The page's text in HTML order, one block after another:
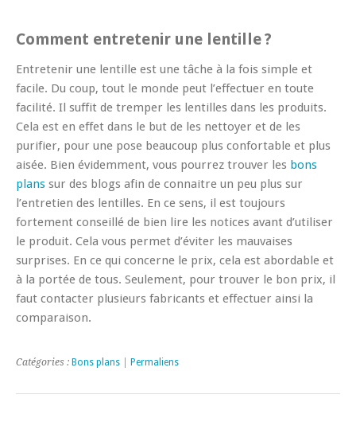
Comment entretenir une lentille ?
Entretenir une lentille est une tâche à la fois simple et
facile. Du coup, tout le monde peut l’effectuer en toute
facilité. Il suffit de tremper les lentilles dans les produits.
Cela est en effet dans le but de les nettoyer et de les
purifier, pour une pose beaucoup plus confortable et plus
aisée. Bien évidemment, vous pourrez trouver les bons
plans sur des blogs afin de connaitre un peu plus sur
l’entretien des lentilles. En ce sens, il est toujours
fortement conseillé de bien lire les notices avant d’utiliser
le produit. Cela vous permet d’éviter les mauvaises
surprises. En ce qui concerne le prix, cela est abordable et
à la portée de tous. Seulement, pour trouver le bon prix, il
faut contacter plusieurs fabricants et effectuer ainsi la
comparaison.
Catégories : Bons plans Permaliens